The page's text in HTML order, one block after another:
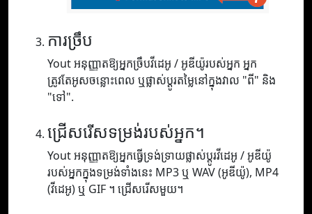
ការច្រឹប
Yout អនុញ្ញាតឱ្យអ្នកច្រឹបវីដេអូ / អូឌីយ៉ូរបស់អ្នក អ្នក
ត្រូវតែអូសចន្លោះពេល ឬផ្លាស់ប្តូរតម្លៃនៅក្នុងវាល "ពី" និង
"ទៅ".
ជ្រើសរើសទម្រង់របស់អ្នក។
Yout អនុញ្ញាតឱ្យអ្នកធ្វើទ្រង់ទ្រាយផ្លាស់ប្តូរវីដេអូ / អូឌីយ៉ូ
របស់អ្នកក្នុងទម្រង់ទាំងនេះ MP3 ឬ WAV (អូឌីយ៉ូ), MP4
(វីដេអូ) ឬ GIF ។ ជ្រើសរើសមួយ។